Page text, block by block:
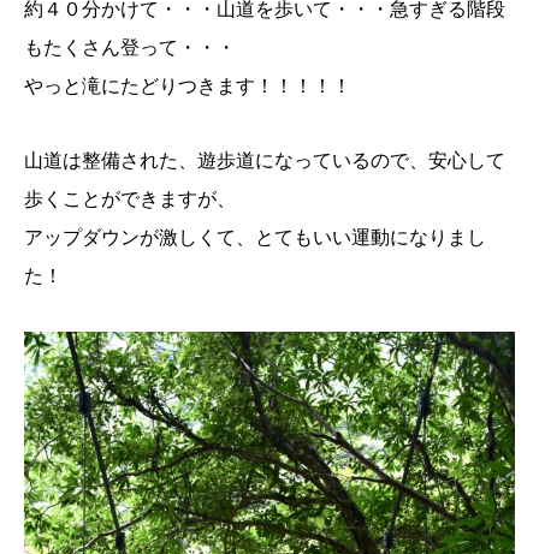
約４０分かけて・・・山道を歩いて・・・急すぎる階段
もたくさん登って・・・
やっと滝にたどりつきます！！！！！
山道は整備された、遊歩道になっているので、安心して
歩くことができますが、
アップダウンが激しくて、とてもいい運動になりまし
た！